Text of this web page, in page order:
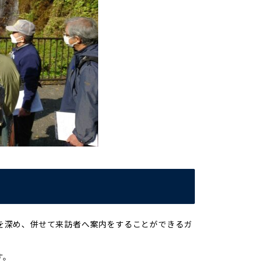
め、併せて来訪者へ案内をすることができるガ